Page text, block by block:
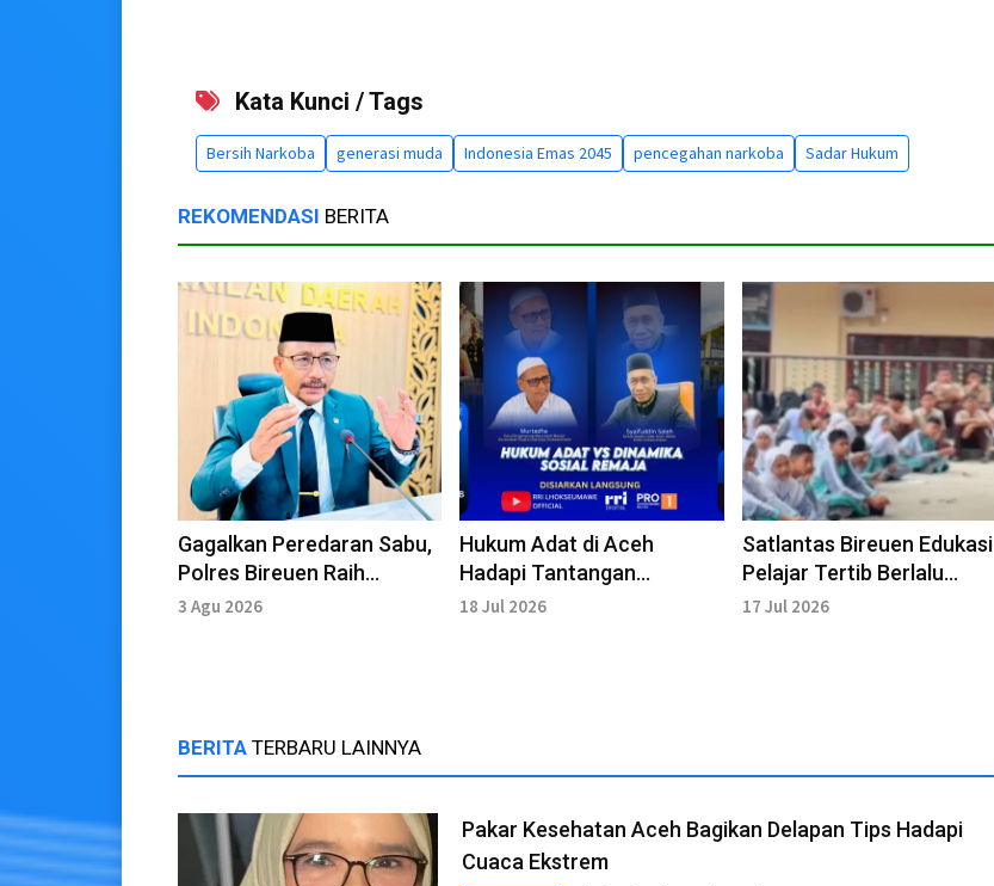
Kata Kunci / Tags
Bersih Narkoba generasi muda Indonesia Emas 2045 pencegahan narkoba Sadar Hukum
REKOMENDASI BERITA
Gagalkan Peredaran Sabu,
Polres Bireuen Raih
Apresiasi dari Haji Uma
3 Agu 2026
Hukum Adat di Aceh
Hadapi Tantangan
Pergeseran Nilai
18 Jul 2026
Satlantas Bireuen Edukasi
Pelajar Tertib Berlalu
Lintas
17 Jul 2026
BERITA TERBARU LAINNYA
Pakar Kesehatan Aceh Bagikan Delapan Tips Hadapi
Cuaca Ekstrem